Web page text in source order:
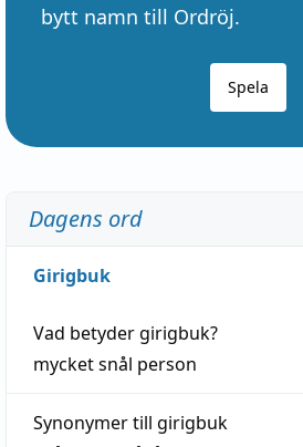
bytt namn till Ordröj.
Spela
Dagens ord
Girigbuk
Vad betydergirigbuk?
mycketsnål person
Synonymer till girigbuk